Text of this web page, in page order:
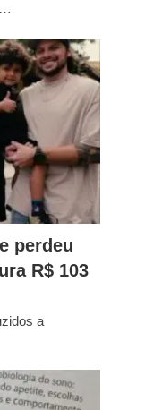
perdeu
R$ 103
a